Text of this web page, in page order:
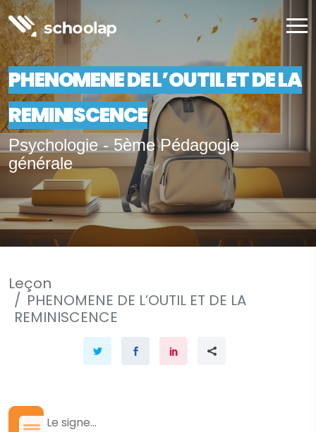
PHENOMENE DE L’OUTIL ET DE LA
REMINISCENCE
Psychologie - 5ème Pédagogie
générale
Leçon
PHENOMENE DE L’OUTIL ET DE LA
REMINISCENCE
Le signe...